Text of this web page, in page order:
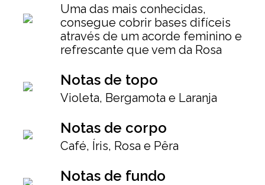
Uma das mais conhecidas,
consegue cobrir bases difíceis
através de um acorde feminino e
refrescante que vem da Rosa
Notas de topo
Violeta, Bergamota e Laranja
Notas de corpo
Café, Íris, Rosa e Pêra
Notas de fundo